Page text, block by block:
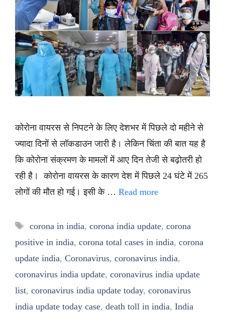
कोरोना वायरस से निपटने के लिए देशभर में पिछले दो महीने से
ज्यादा दिनों से लॉकडाउन जारी है। लेकिन चिंता की बात यह है
कि कोरोना संक्रमण के मामलों में आए दिन तेजी से बढ़ोतरी हो
रही है। कोरोना वायरस के कारण देश में पिछले 24 घंटे में 265
लोगों की मौत हो गई। इसी के … Read more
Tags
corona in india, corona india update, corona
positive in india, corona total cases in india, corona
update india, Coronavirus, coronavirus india,
coronavirus india update, coronavirus india update
list, coronavirus india update today, coronavirus
india update today case, death toll in india, India